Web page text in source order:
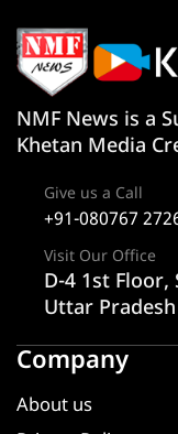
NMF News is a
Khetan Media
Give us a Call
+91-080767
Visit Our Office
D-4 1st Floor,
Uttar Pradesh
Company
About us